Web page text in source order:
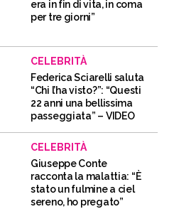
era in fin di vita, in coma
per tre giorni”
CELEBRITÀ
Federica Sciarelli saluta
“Chi l’ha visto?”: “Questi
22 anni una bellissima
passeggiata” – VIDEO
CELEBRITÀ
Giuseppe Conte
racconta la malattia: “È
stato un fulmine a ciel
sereno, ho pregato”